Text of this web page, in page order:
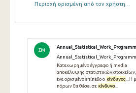
Περιοχή ορισμένη από τον χρήστη…
ΣΜ
Καταχωρημένο έγγραφο ή media
αποκάλυψης στατιστικών
ένα ορισμένο επίπεδο ο κίνδυνος...Η
πόρων θα θέσει σε κίνδυνο...